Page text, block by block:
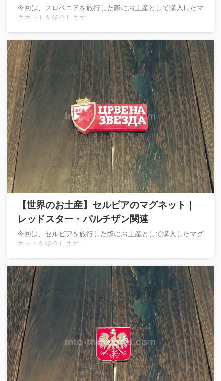
今回は、スロベニアを旅行した際にお土産として購入したマ
グネットを紹介します。
【世界のお土産】セルビアのマグネット｜
レッドスター・パルチザン関連
今回は、セルビアを旅行した際にお土産として購入したマグ
ネットを紹介します。